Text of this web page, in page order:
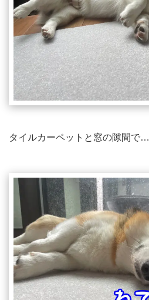
タイルカーペットと窓の隙間で…